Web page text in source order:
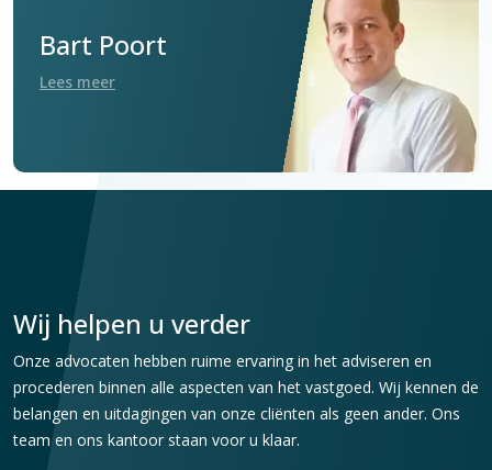
Bart Poort
Lees meer
Wij helpen u verder
Onze advocaten hebben ruime ervaring in het adviseren en
procederen binnen alle aspecten van het vastgoed. Wij kennen de
belangen en uitdagingen van onze cliënten als geen ander. Ons
team en ons kantoor staan voor u klaar.